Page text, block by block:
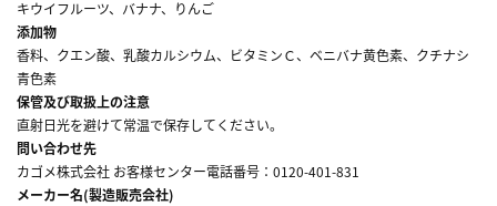
キウイフルーツ、バナナ、りんご
添加物
香料、クエン酸、乳酸カルシウム、ビタミンＣ、ベニバナ黄色素、クチナシ
青色素
保管及び取扱上の注意
直射日光を避けて常温で保存してください。
問い合わせ先
カゴメ株式会社 お客様センター電話番号：0120-401-831
メーカー名(製造販売会社)